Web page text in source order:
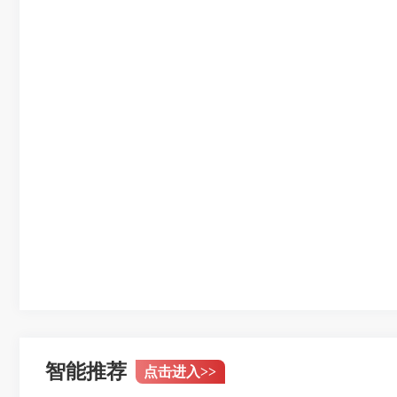
智能推荐 点击进入>>